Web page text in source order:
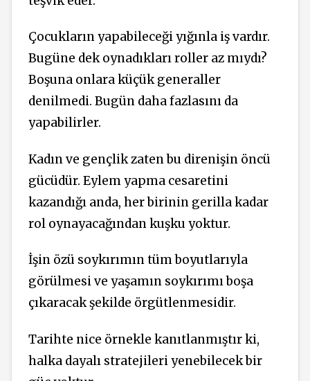
Çocukların yapabileceği yığınla iş vardır.
Bugüne dek oynadıkları roller az mıydı?
Boşuna onlara küçük generaller
denilmedi. Bugün daha fazlasını da
yapabilirler.
Kadın ve gençlik zaten bu direnişin öncü
gücüdür. Eylem yapma cesaretini
kazandığı anda, her birinin gerilla kadar
rol oynayacağından kuşku yoktur.
İşin özü soykırımın tüm boyutlarıyla
görülmesi ve yaşamın soykırımı boşa
çıkaracak şekilde örgütlenmesidir.
Tarihte nice örnekle kanıtlanmıştır ki,
halka dayalı stratejileri yenebilecek bir